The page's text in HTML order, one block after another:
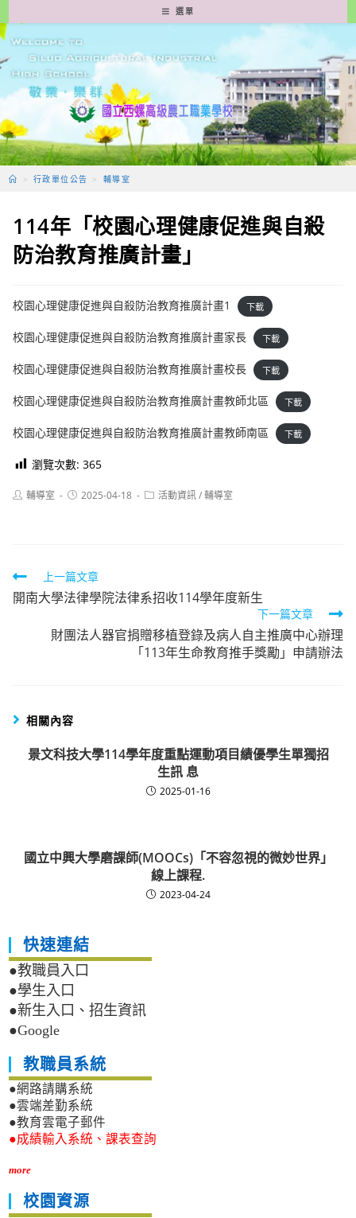
轉
至
要
容
選單
> 行政單位公告 > 輔導室
114年「校園心理健康促進與自殺
防治教育推廣計畫」
校園心理健康促進與自殺防治教育推廣計畫1 下載
校園心理健康促進與自殺防治教育推廣計畫家長 下載
校園心理健康促進與自殺防治教育推廣計畫校長 下載
校園心理健康促進與自殺防治教育推廣計畫教師北區 下載
校園心理健康促進與自殺防治教育推廣計畫教師南區 下載
瀏覽次數: 365
Post輔導室
Post2025-04-18
Post活動資訊/輔導室
Read
more
articles
上一篇文章
開南大學法律學院法律系招收114學年度新生
下一篇文章
財團法人器官捐贈移植登錄及病人自主推廣中心辦理
「113年生命教育推手獎勵」申請辦法
相關內容
景文科技大學114學年度重點運動項目績優學生單獨招
生訊 息
2025-01-16
國立中興大學磨課師(MOOCs)「不容忽視的微妙世界」
線上課程.
2023-04-24
快速連結
●教職員入口
●學生入口
●新生入口、招生資訊
●Google
教職員系統
●網路請購系統
●雲端差勤系統
●教育雲電子郵件
●成績輸入系統、課表查詢
more
校園資源